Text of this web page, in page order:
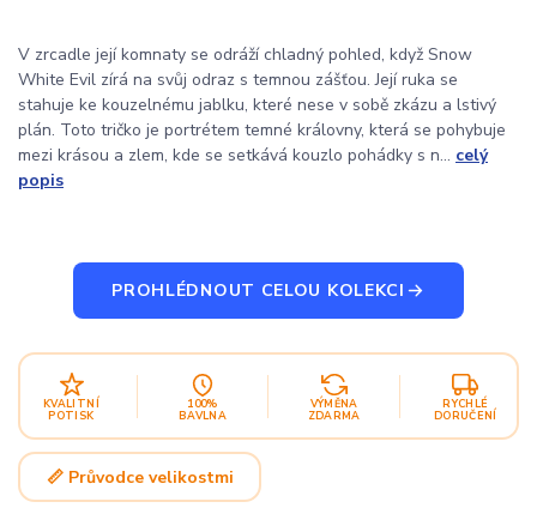
V zrcadle její komnaty se odráží chladný pohled, když Snow
White Evil zírá na svůj odraz s temnou zášťou. Její ruka se
stahuje ke kouzelnému jablku, které nese v sobě zkázu a lstivý
plán. Toto tričko je portrétem temné královny, která se pohybuje
mezi krásou a zlem, kde se setkává kouzlo pohádky s n... celý
popis
PROHLÉDNOUT CELOU KOLEKCI
KVALITNÍ
POTISK
100%
BAVLNA
VÝMĚNA
ZDARMA
RYCHLÉ
DORUČENÍ
📏 Průvodce velikostmi